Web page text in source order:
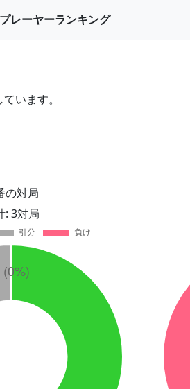
プレーヤーランキング
います。
の対局
: 3対局